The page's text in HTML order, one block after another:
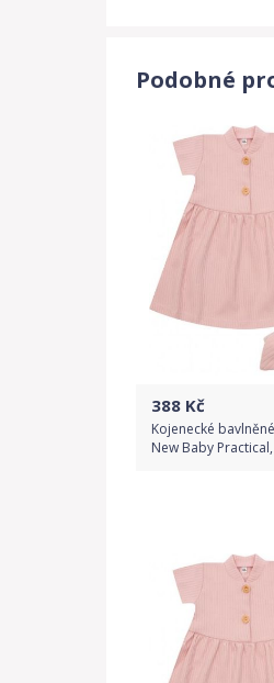
Podobné
388 Kč
Kojenecké
New Baby
Detail